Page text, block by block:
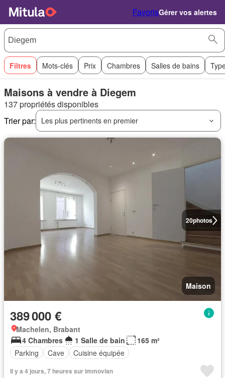
FavorisGérer vos alertes
Filtres Mots-clés Prix Chambres Salles de bains
Maisons à vendre à Diegem
137 propriétés disponibles
Trier par:
Les plus pertinents en premier
20photos
Maison
389 000 €
Machelen, Brabant
4 Chambres
1 Salle de bain
165 m²
Parking
Cave Cuisine équipée
Il y a 4 jours, 7 heures sur immovlan